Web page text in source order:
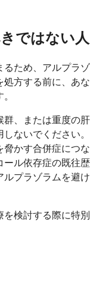
ではない人
るため、アルプラゾ
処方する前に、あな
群、または重度の肝
ないでください。
脅かす合併症につな
ール依存症の既往歴
ルプラゾラムを避け
検討する際に特別